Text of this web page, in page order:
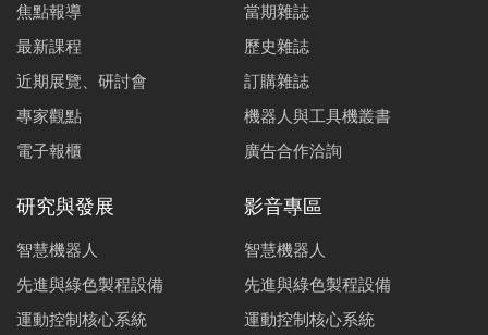
焦點報導
最新課程
近期展覽、研討會
專家觀點
電子報櫃
當期雜誌
歷史雜誌
訂購雜誌
機器人與工具機叢書
廣告合作洽詢
研究與發展
智慧機器人
先進與綠色製程設備
運動控制核心系統
影音專區
智慧機器人
先進與綠色製程設備
運動控制核心系統